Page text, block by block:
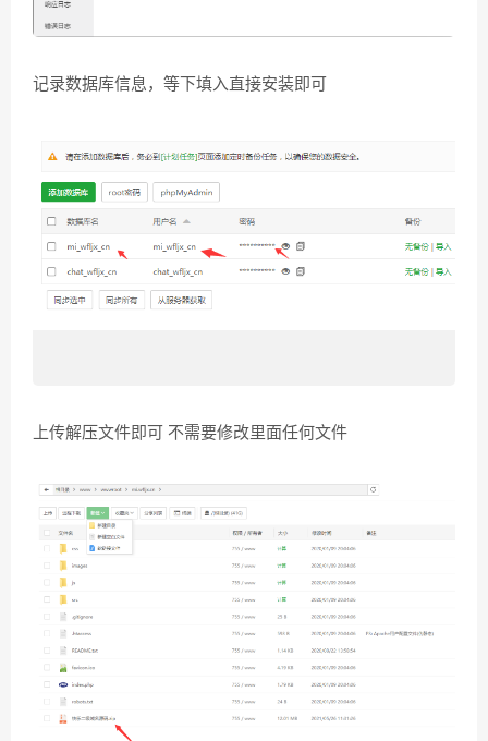
记录数据库信息，等下填入直接安装即可
上传解压文件即可 不需要修改里面任何文件